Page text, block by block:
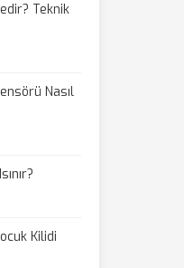
Teknik
Nasıl
Kilidi